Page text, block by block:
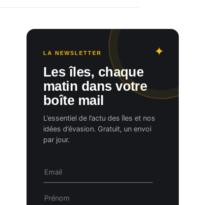
LA NEWSLETTER
Les îles, chaque
matin dans votre
boîte mail
L’essentiel de l’actu des îles et nos
idées d’évasion. Gratuit, un envoi
par jour.